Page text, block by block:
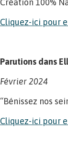
Création 100%
Cliquez-ici pour
Parutions dans
Février 2024
“Bénissez nos
Cliquez-ici pour